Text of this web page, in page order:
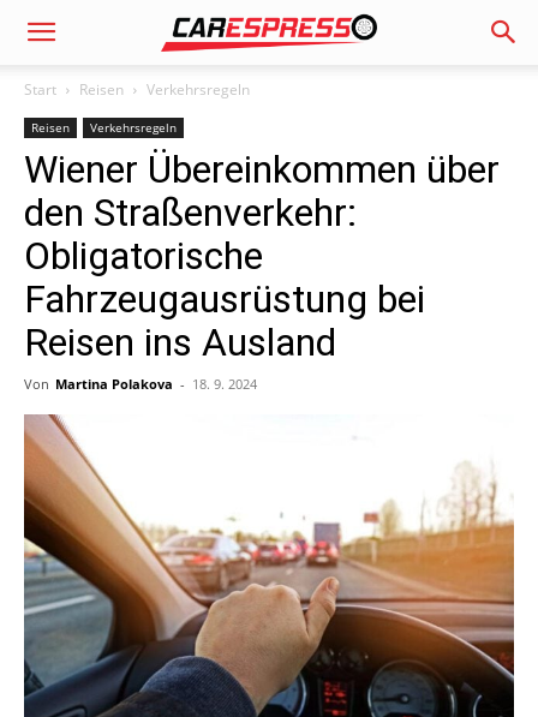
Start Reisen Verkehrsregeln
Reisen Verkehrsregeln
Wiener Übereinkommen über
den Straßenverkehr:
Obligatorische
Fahrzeugausrüstung bei
Reisen ins Ausland
Von Martina Polakova - 18. 9. 2024